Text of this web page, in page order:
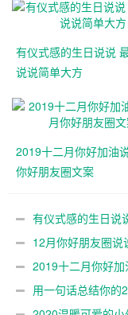
有仪式感的生日说说
说说简单大方
2019十二月你好加油
你好朋友圈文案
有仪式感的生日说
12月你好朋友圈
2019十二月你好
用一句话总结你的